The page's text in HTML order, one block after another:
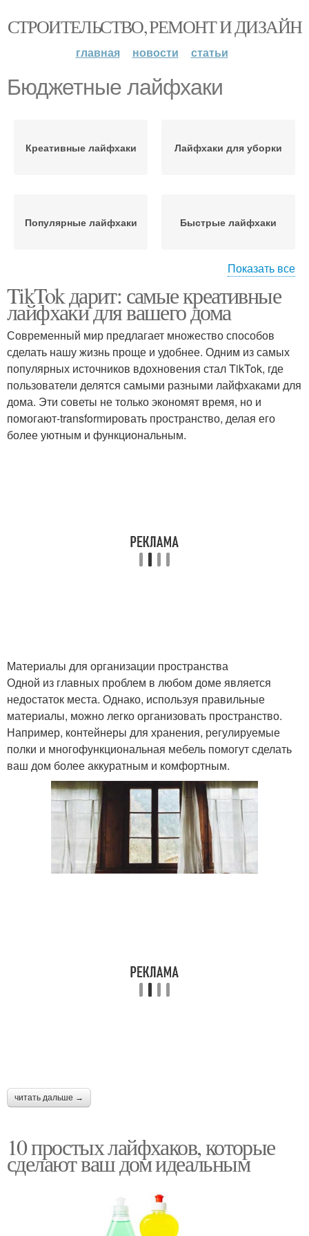
СТРОИТЕЛЬСТВО, РЕМОНТ И ДИЗАЙН
главная новости статьи
Бюджетные лайфхаки
Креативные лайфхаки Лайфхаки для уборки
Популярные лайфхаки Быстрые лайфхаки
Лайфхаки для хранения Лайфхаки для кухни
Лайфхаки для спальни Простые лайфхаки
Показать все
TikTok дарит: самые креативные
лайфхаки для вашего дома
Современный мир предлагает множество способов
сделать нашу жизнь проще и удобнее. Одним из самых
популярных источников вдохновения стал TikTok, где
пользователи делятся самыми разными лайфхаками для
дома. Эти советы не только экономят время, но и
помогают-transformировать пространство, делая его
более уютным и функциональным.
Материалы для организации пространства
Одной из главных проблем в любом доме является
недостаток места. Однако, используя правильные
материалы, можно легко организовать пространство.
Например, контейнеры для хранения, регулируемые
полки и многофункциональная мебель помогут сделать
ваш дом более аккуратным и комфортным.
читать дальше →
10 простых лайфхаков, которые
сделают ваш дом идеальным